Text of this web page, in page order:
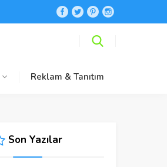
Reklam & Tanıtım
Son Yazılar